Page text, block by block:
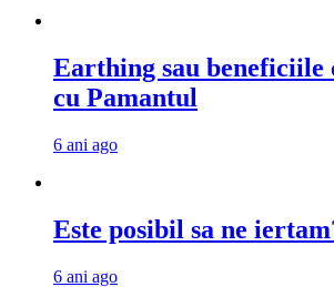
Earthing sau beneficiile
cu Pamantul
6 ani ago
Este posibil sa ne
6 ani ago